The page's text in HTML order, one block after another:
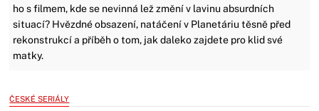
ho s filmem, kde se nevinná lež změní v lavinu absurdních
situací? Hvězdné obsazení, natáčení v Planetáriu těsně před
rekonstrukcí a příběh o tom, jak daleko zajdete pro klid své
matky.
ČESKÉ SERIÁLY